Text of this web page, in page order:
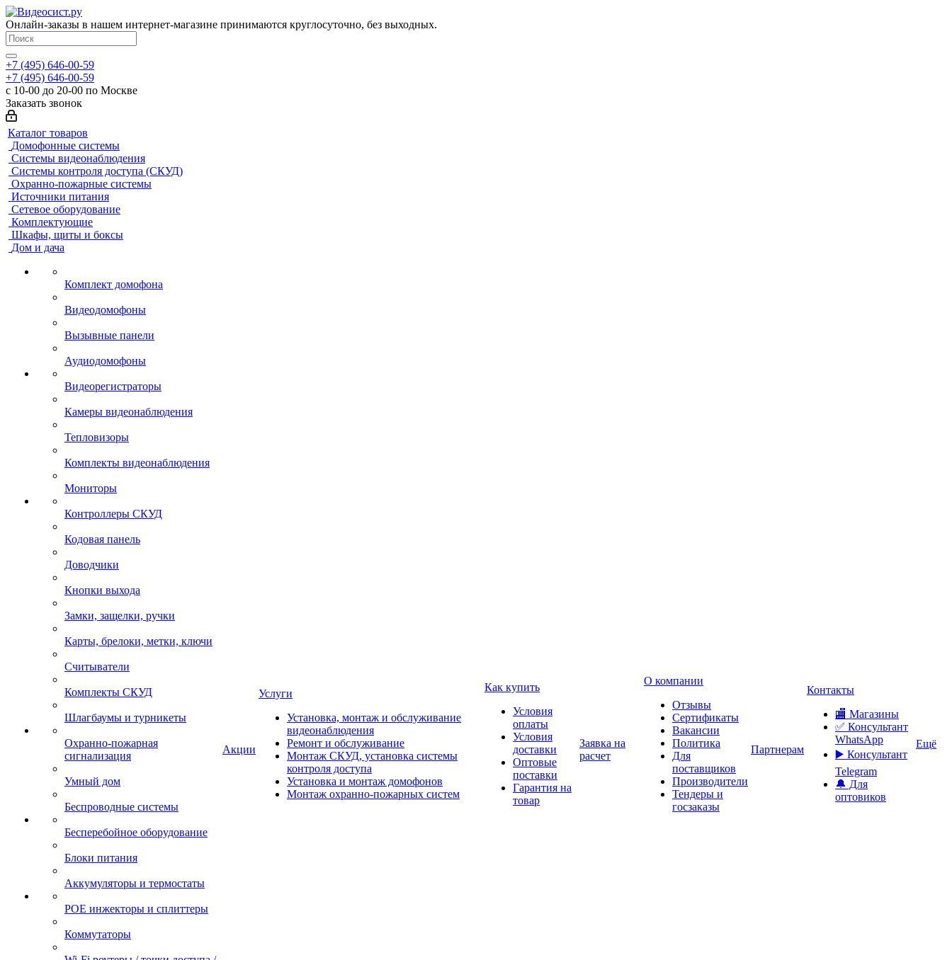
Онлайн-заказы в нашем интернет-магазине принимаются круглосуточно, без выходных.
+7 (495) 646-00-59
+7 (495) 646-00-59
с 10-00 до 20-00 по Москве
Заказать звонок
Каталог товаров
Домофонные системы
Системы видеонаблюдения
Системы контроля доступа (СКУД)
Охранно-пожарные системы
Источники питания
Сетевое оборудование
Комплектующие
Шкафы, щиты и боксы
Дом и дача
Комплект домофона
Видеодомофоны
Вызывные панели
Аудиодомофоны
Видеорегистраторы
Камеры видеонаблюдения
Тепловизоры
Комплекты видеонаблюдения
Мониторы
Контроллеры СКУД
Кодовая панель
Доводчики
Кнопки выхода
Замки, защелки, ручки
Карты, брелоки, метки, ключи
Считыватели
Комплекты СКУД
Шлагбаумы и турникеты
Охранно-пожарная
сигнализация
Умный дом
Беспроводные системы
Бесперебойное оборудование
Блоки питания
Аккумуляторы и термостаты
POE инжекторы и сплиттеры
Коммутаторы
Акции
Услуги
Установка, монтаж и обслуживание
видеонаблюдения
Ремонт и обслуживание
Монтаж СКУД, установка системы
контроля доступа
Установка и монтаж домофонов
Монтаж охранно-пожарных систем
Как купить
Условия
оплаты
Условия
доставки
Оптовые
поставки
Гарантия на
товар
Заявка на
расчет
О компании
Отзывы
Сертификаты
Вакансии
Политика
Для
поставщиков
Производители
Тендеры и
госзаказы
Партнерам
Контакты
🏬 Магазины
✅️ Консультант
WhatsApp
▶️ Консультант
Telegram
🔔 Для
оптовиков
Ещё